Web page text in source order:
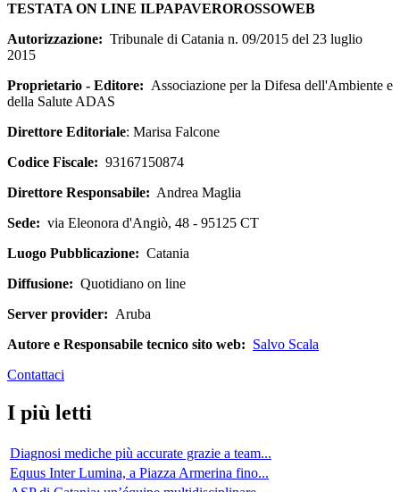
TESTATA ON LINE ILPAPAVEROROSSOWEB
Autorizzazione: Tribunale di Catania n. 09/2015 del 23 luglio
2015
Proprietario - Editore: Associazione per la Difesa dell'Ambiente e
della Salute ADAS
Direttore Editoriale: Marisa Falcone
Codice Fiscale: 93167150874
Direttore Responsabile: Andrea Maglia
Sede: via Eleonora d'Angiò, 48 - 95125 CT
Luogo Pubblicazione: Catania
Diffusione: Quotidiano on line
Server provider: Aruba
Autore e Responsabile tecnico sito web: Salvo Scala
Contattaci
I più letti
Diagnosi mediche più accurate grazie a team...
Equus Inter Lumina, a Piazza Armerina fino...